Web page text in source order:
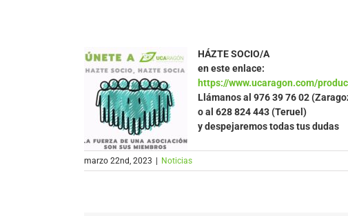
HÁZTE SOCIO/A
en este enlace:
https://www.ucaragon.com/
Llámanos al 976 39 76 02
o al 628 824 443 (Teruel)
y despejaremos todas tus dudas
marzo 22nd, 2023 Noticias